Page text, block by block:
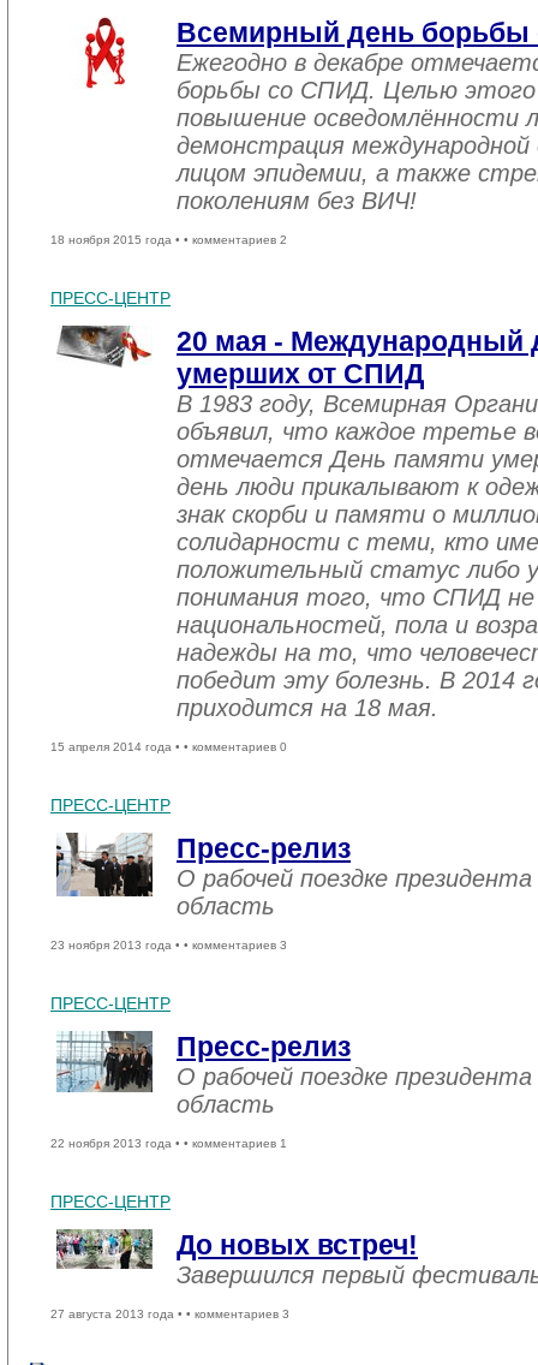
Всемирный день
Ежегодно в декабре
борьбы со СПИД. Целью этого
повышение
демонстрация международной
лицом эпидемии, а также
поколениям без ВИЧ!
18 ноября 2015 года • • комментариев 2
ПРЕСС-ЦЕНТР
20 мая - Международный
умерших от СПИД
В 1983 году, Всемирная
объявил, что каждое третье
отмечается День памяти
день люди прикалывают к
знак скорби и памяти о
солидарности с теми, кто
положительный статус либо
понимания того, что СПИД
национальностей, пола и
надежды на то, что
победит эту болезнь. В 2014
приходится на 18 мая.
15 апреля 2014 года • • комментариев 0
ПРЕСС-ЦЕНТР
Пресс-релиз
О рабочей поездке
область
23 ноября 2013 года • • комментариев 3
ПРЕСС-ЦЕНТР
Пресс-релиз
О рабочей поездке
область
22 ноября 2013 года • • комментариев 1
ПРЕСС-ЦЕНТР
До новых встреч!
Завершился первый
27 августа 2013 года • • комментариев 3